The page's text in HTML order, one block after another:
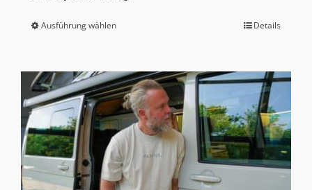
Ausführung wählenDieses
mehrere
Varianten
auf.
Die
Optionen
können
Details